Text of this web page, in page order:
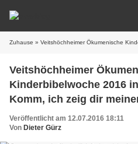
Zuhause » Veitshöchheimer Ökumenische Kinderbibelwoche
Veitshöchheimer
Kinderbibelwoche 2016
Komm, ich zeig dir
Veröffentlicht am 12.07.2016 18:11
Von Dieter Gürz